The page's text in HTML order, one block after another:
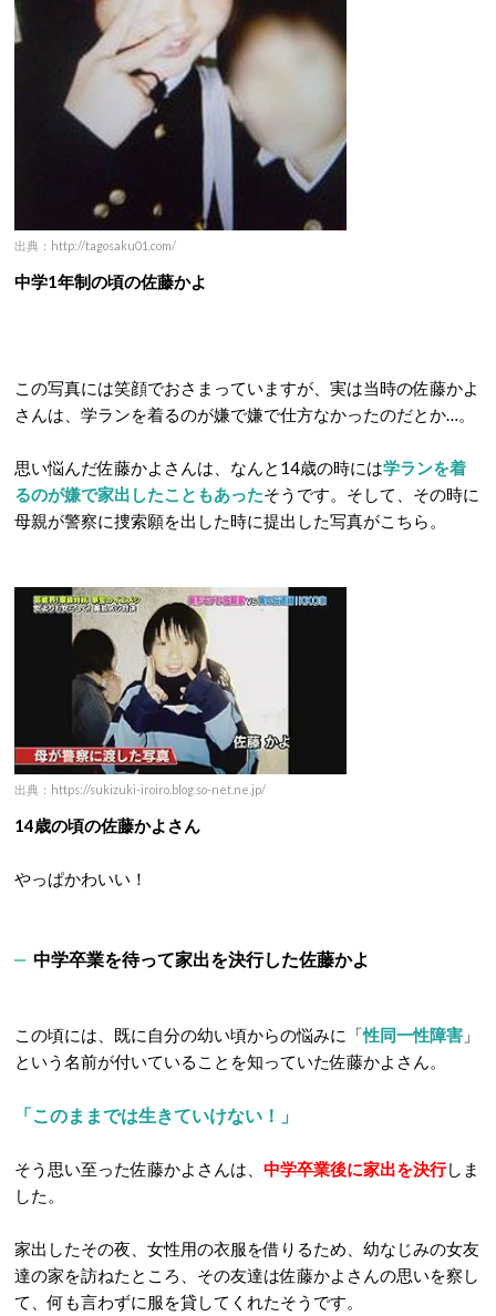
出典：http://tagosaku01.com/
中学1年制の頃の佐藤かよ
この写真には笑顔でおさまっていますが、実は当時の佐藤かよ
さんは、学ランを着るのが嫌で嫌で仕方なかったのだとか…。
思い悩んだ佐藤かよさんは、なんと14歳の時には学ランを着
るのが嫌で家出したこともあったそうです。そして、その時に
母親が警察に捜索願を出した時に提出した写真がこちら。
出典：https://sukizuki-iroiro.blog.so-net.ne.jp/
14歳の頃の佐藤かよさん
やっぱかわいい！
中学卒業を待って家出を決行した佐藤かよ
この頃には、既に自分の幼い頃からの悩みに「性同一性障害 」
という名前が付いていることを知っていた佐藤かよさん。
「このままでは生きていけない！」
そう思い至った佐藤かよさんは、 中学卒業後に家出を決行しま
した。
家出したその夜、女性用の衣服を借りるため、幼なじみの女友
達の家を訪ねたところ、その友達は佐藤かよさんの思いを察し
て、何も言わずに服を貸してくれたそうです。